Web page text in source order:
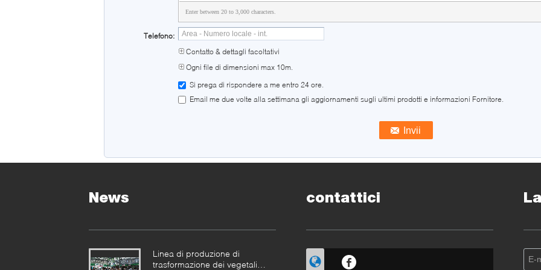
Enter between 20 to 3,000 characters.
Telefono:
Contatto & dettagli facoltativi
Ogni file di dimensioni max 10m.
Si prega di rispondere a me entro 24 ore.
Email me due volte alla settimana gli aggiornamenti sugli ultimi prodotti e informazioni Fornitore.
News
Linea di produzione di
trasformazione dei vegetali
contattici